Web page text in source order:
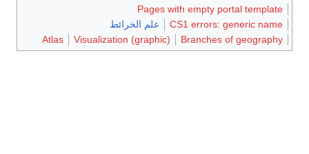
Pages with empty portal template
CS1 errors: generic name
علم الخرائط
Branches of geography
Visualization (graphic)
Atlas